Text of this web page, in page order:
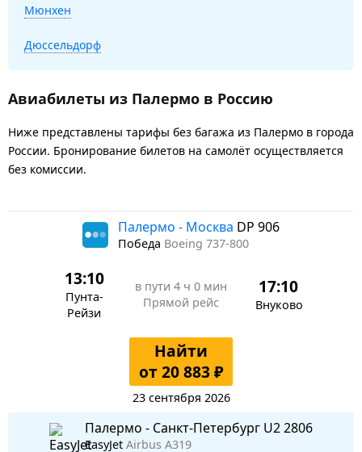
Мюнхен
Дюссельдорф
Авиабилеты из Палермо в Россию
Ниже представлены тарифы без багажа из Палермо в города
России. Бронирование билетов на самолёт осуществляется
без комиссии.
Палермо - Москва DP 906
Победа Boeing 737-800
13:10
Пунта-
Рейзи
в пути 4 ч 0 мин
Прямой рейс
17:10
Внуково
Найти
от 20 883 ₽
23 сентября 2026
Палермо - Санкт-Петербург U2 2806
EasyJet Airbus A319